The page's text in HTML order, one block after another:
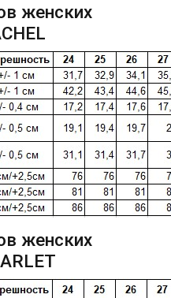
женских
женских